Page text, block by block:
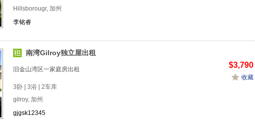
Hillsborougr, 加州
李铭睿
南湾Gilroy独立屋出租
旧金山湾区一家庭房出租
3卧 | 3浴 | 2车库
gilroy, 加州
gjgsk12345
$3,790
收藏